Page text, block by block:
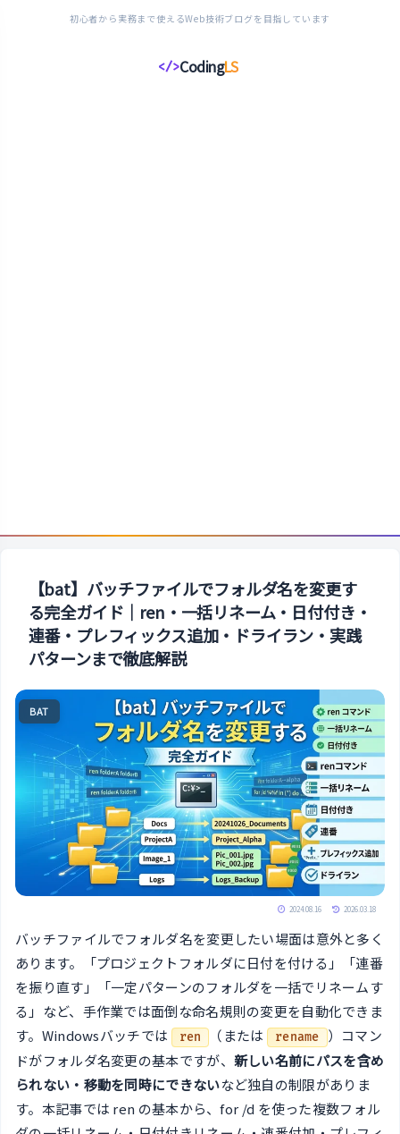
初心者から実務まで使えるWeb技術ブログを目指しています
</>CodingLS
コ
【bat】バッチファイルでフォルダ名を変更す
る完全ガイド｜ren・一括リネーム・日付付き・
連番・プレフィックス追加・ドライラン・実践
パターンまで徹底解説
BAT
2024.08.16 2026.03.18
バッチファイルでフォルダ名を変更したい場面は意外と多く
あります。「プロジェクトフォルダに日付を付ける」「連番
を振り直す」「一定パターンのフォルダを一括でリネームす
る」など、手作業では面倒な命名規則の変更を自動化できま
す。Windowsバッチでは
ren （または rename
）コマン
ドがフォルダ名変更の基本ですが、 新しい名前にパスを含め
られない・移動を同時にできないなど独自の制限がありま
す。本記事では ren の基本から、for /d を使った複数フォル